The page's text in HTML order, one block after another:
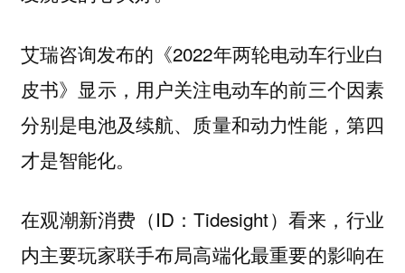
艾瑞咨询发布的《2022年两轮电动车行业白
皮书》显示，用户关注电动车的前三个因素
分别是电池及续航、质量和动力性能，第四
才是智能化。
在观潮新消费（ID：Tidesight）看来，行业
内主要玩家联手布局高端化最重要的影响在